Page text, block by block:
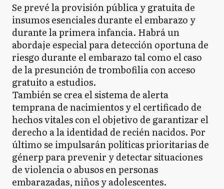
Se prevé la provisión pública y gratuita de
insumos esenciales durante el embarazo y
durante la primera infancia. Habrá un
abordaje especial para detección oportuna de
riesgo durante el embarazo tal como el caso
de la presunción de trombofilia con acceso
gratuito a estudios.
También se crea el sistema de alerta
temprana de nacimientos y el certificado de
hechos vitales con el objetivo de garantizar el
derecho a la identidad de recién nacidos. Por
último se impulsarán políticas prioritarias de
génerp para prevenir y detectar situaciones
de violencia o abusos en personas
embarazadas, niños y adolescentes.